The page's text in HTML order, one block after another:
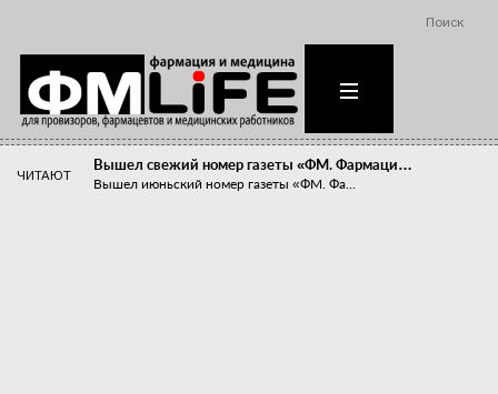
Поиск
ЧИТАЮТ
Вышел свежий номер газеты «ФМ. Фармаци…
Вышел июньский номер газеты «ФМ. Фа...